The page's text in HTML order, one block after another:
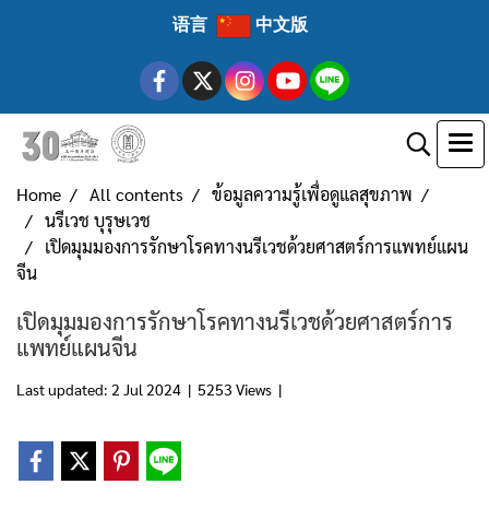
语言 中文版
Home All contents
ข้อมูลความรู้เพื่อดูแลสุขภาพ
นรีเวช บุรุษเวช
เปิดมุมมองการรักษาโรคทางนรีเวชด้วยศาสตร์การแพทย์แผน
จีน
เปิดมุมมองการรักษาโรคทางนรีเวชด้วยศาสตร์การ
แพทย์แผนจีน
Last updated: 2 Jul 2024 | 5253 Views |